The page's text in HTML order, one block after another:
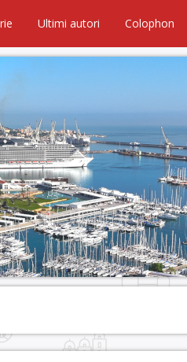
Ultimi autori Colophon